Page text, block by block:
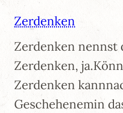
Zerdenken
Zerdenken nennst
Zerdenken,
Zerdenken
Geschehenemin